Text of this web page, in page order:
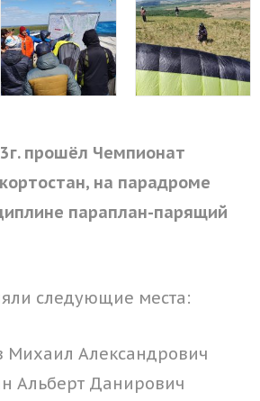
прошёл Чемпионат
на парадроме
параплан-парящий
следующие места:
Михаил Александрович
Альберт Данирович